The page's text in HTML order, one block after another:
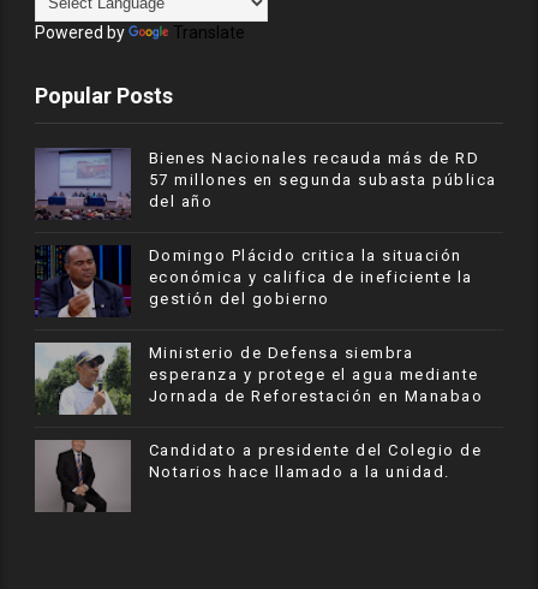
Powered by Translate
Popular Posts
Bienes Nacionales recauda más de RD
57 millones en segunda subasta pública
del año
​Domingo Plácido critica la situación
económica y califica de ineficiente la
gestión del gobierno
Ministerio de Defensa siembra
esperanza y protege el agua mediante
Jornada de Reforestación en Manabao
Candidato a presidente del Colegio de
Notarios hace llamado a la unidad.